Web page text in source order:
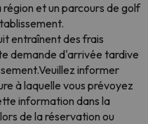
et un parcours de golf
entraînent des frais
demande d'arrivée tardive
informer
à laquelle vous prévoyez
information dans la
de la réservation ou